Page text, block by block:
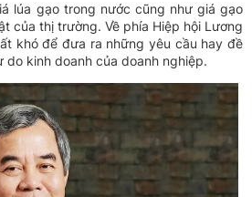
lúa gạo trong nước cũng như giá gạo
của thị trường. Về phía Hiệp hội Lương
khó để đưa ra những yêu cầu hay đề
kinh doanh của doanh nghiệp.